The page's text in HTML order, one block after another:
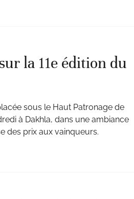
la 11e édition du
sous le Haut Patronage de
à Dakhla, dans une ambiance
des prix aux vainqueurs.